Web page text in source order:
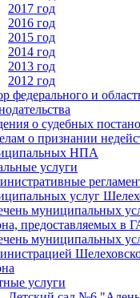
2017 год
2016 год
2015 год
2014 год
2013 год
2012 год
федерального и
о судебных
о признании
НПА
услуги
услуг
муниципальных
предоставляемых
муниципальных
услуги